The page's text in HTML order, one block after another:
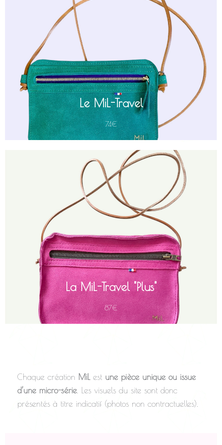
Le MiL-Travel
74€
Le MiL-Travel
est une pochette en croûte de cuir au format
compact (H 14 cm ; L 20 cm), conçue pour n'emporter que
le strict nécessaire : téléphone, papiers, cartes et rouge à
Sa fine bandoulière en lacet de collet (env. 55 cm de
hauteur) offre un porté léger à l'épaule ou en travers.
L'accessoire idéal pour garder vos essentiels en toute sécurité
et profiter d'une liberté totale lors de vos excursions.
La MiL-Travel "Plus"
87€
Le MiL-Travel
est une pochette en croûte de cuir dont
les dimensions (H 15 cm ; L 22 cm ; P 2 cm) permettent
d'emporter vos essentiels : lunettes, téléphone, papiers
d'identité et maquillage.
Sa lanière en lacet de collet (env. 55 cm de hauteur selon le
modèle) offre un porté confortable à l'épaule ou en
bandoulière. Un accessoire léger et pratique, pensé pour
vous offrir une liberté totale lors de vos excursions ou de vos
sorties quotidiennes.
Chaque création MiL est une pièce unique ou issue
d’une micro-série . Les visuels du site sont donc
présentés à titre indicatif (photos non contractuelles).